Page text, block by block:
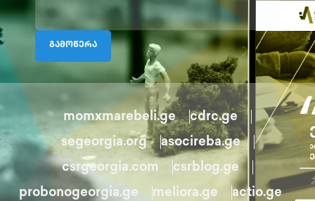
გამოწერა
momxmarebeli.ge
cdrc.ge
segeorgia.org
asocireba.ge
csrgeorgia.com
csrblog.ge
probonogeorgia.ge
meliora.ge actio.ge